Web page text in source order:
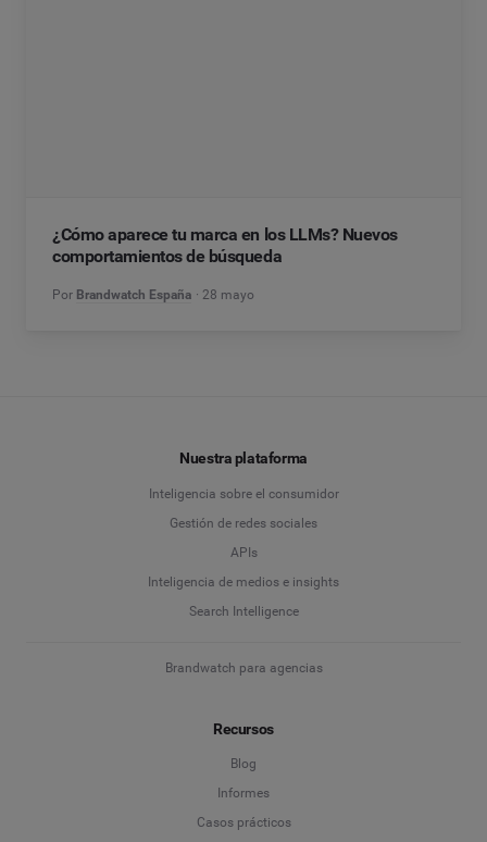
¿Cómo aparece tu marca en los LLMs? Nuevos
comportamientos de búsqueda
Por Brandwatch España 28 mayo
Nuestra plataforma
Inteligencia sobre el consumidor
Gestión de redes sociales
APIs
Inteligencia de medios e insights
Search Intelligence
Brandwatch para agencias
Recursos
Blog
Informes
Casos prácticos